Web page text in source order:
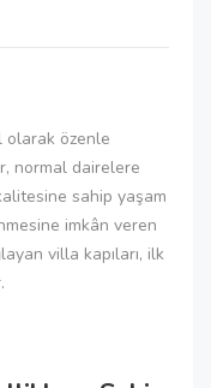
olarak özenle
normal dairelere
sahip yaşam
imkân veren
villa kapıları, ilk